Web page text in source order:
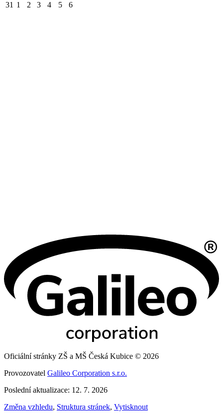
31 1 2 3 4 5 6
Oficiální stránky ZŠ a MŠ Česká Kubice © 2026
Provozovatel Galileo Corporation s.r.o.
Poslední aktualizace: 12. 7. 2026
Změna vzhledu, Struktura stránek, Vytisknout